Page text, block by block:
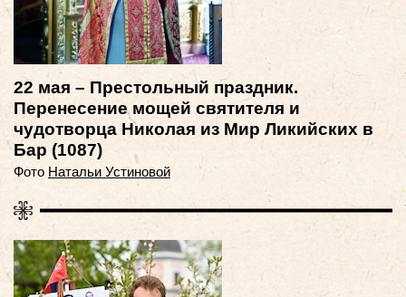
22 мая – Престольный праздник.
Перенесение мощей святителя и
чудотворца Николая из Мир Ликийских в
Бар (1087)
Фото Натальи Устиновой